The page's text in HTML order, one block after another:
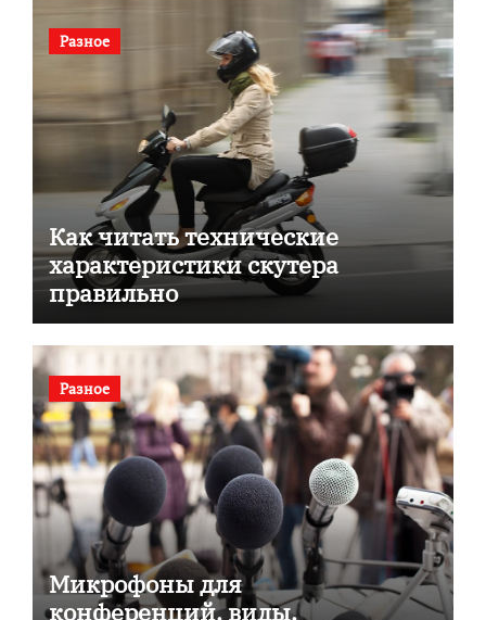
Разное
Как читать технические
характеристики скутера
правильно
Разное
Микрофоны для
конференций, виды,